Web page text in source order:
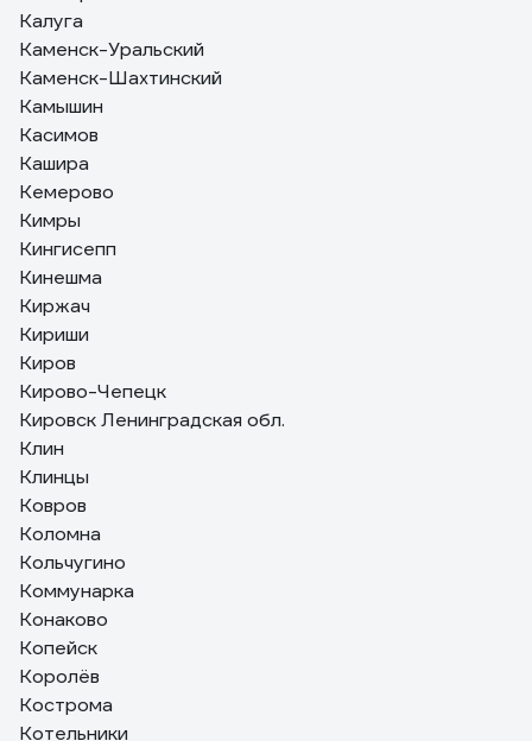
Калуга
Каменск-Уральский
Каменск-Шахтинский
Камышин
Касимов
Кашира
Кемерово
Кимры
Кингисепп
Кинешма
Киржач
Кириши
Киров
Кирово-Чепецк
Кировск Ленинградская обл.
Клин
Клинцы
Ковров
Коломна
Кольчугино
Коммунарка
Конаково
Копейск
Королёв
Кострома
Котельники